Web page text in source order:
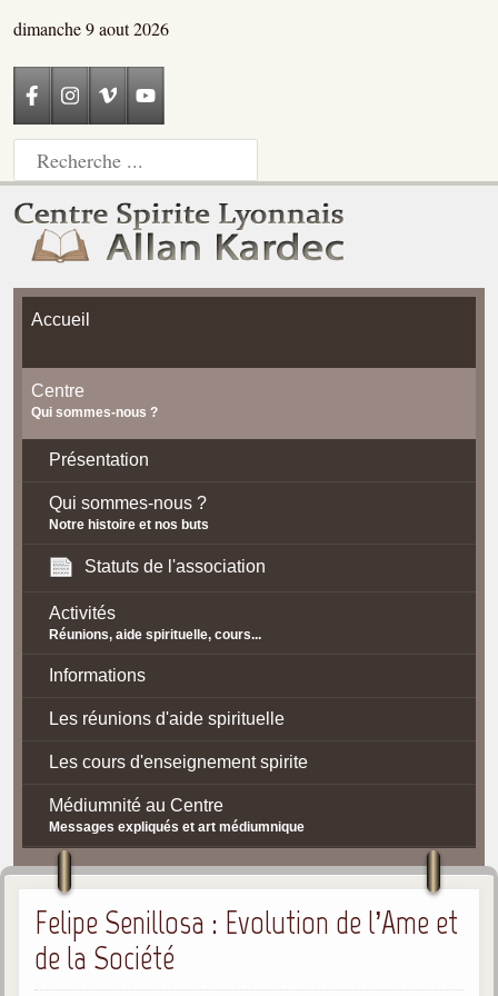
dimanche 9 aout 2026
Accueil
Centre
Qui sommes-nous ?
Présentation
Qui sommes-nous ?
Notre histoire et nos buts
Statuts de l'association
Activités
Réunions, aide spirituelle, cours...
Informations
Les réunions d'aide spirituelle
Les cours d'enseignement spirite
Médiumnité au Centre
Messages expliqués et art médiumnique
Contact / Accès
Plan d'accès
Spiritisme
Felipe Senillosa : Evolution de l’Ame et
de la Société